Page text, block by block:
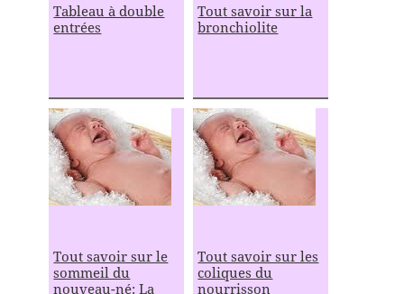
Tableau à double
entrées
Tout savoir sur la
bronchiolite
Tout savoir sur le
sommeil du
nouveau-né: La
Tout savoir sur les
coliques du
nourrisson